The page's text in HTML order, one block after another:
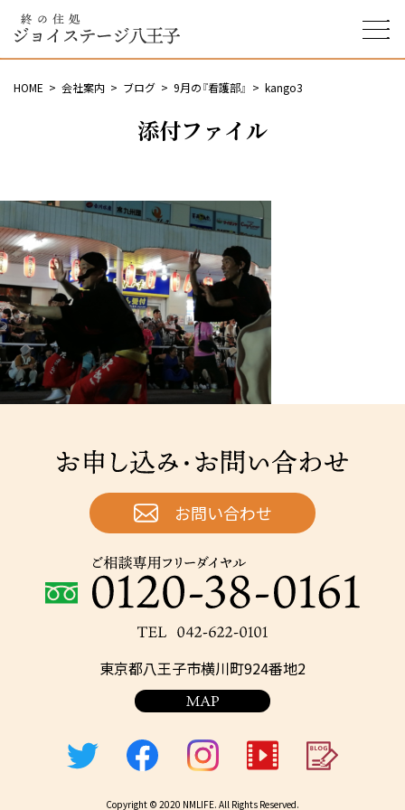
終の住処 ジョイステージ
八王子
HOME 会社案内 ブログ 9月の『看護部』 kango3
添付ファイル
お申し込み・お問い合わせ
お問い合わせ
ご相談専用フリーダイヤル：0120-38-0161
東京都八王子市横川町924番地2
Copyright © 2020 NMLIFE. All Rights Reserved.